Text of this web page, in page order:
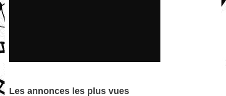
Les annonces les plus vues